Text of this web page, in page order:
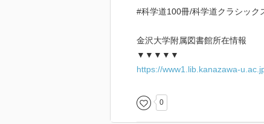
いやー、こういう伝記があるっ
#科学道100冊/科学道クラシック
金沢大学附属図書館所在情報
▼▼▼▼▼
https://www1.lib.kanazawa-
0